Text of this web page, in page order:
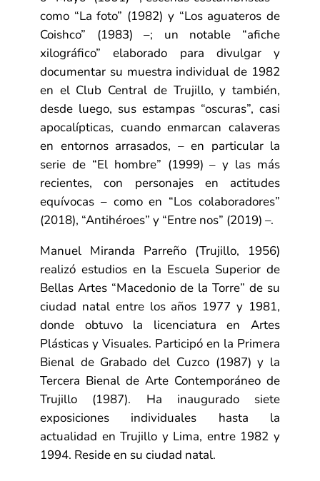
como “La foto” (1982) y “Los aguateros de
Coishco” (1983) –; un notable “afiche
xilográfico” elaborado para divulgar y
documentar su muestra individual de 1982
en el Club Central de Trujillo, y también,
desde luego, sus estampas “oscuras”, casi
apocalípticas, cuando enmarcan calaveras
en entornos arrasados, – en particular la
serie de “El hombre” (1999) – y las más
recientes, con personajes en actitudes
equívocas – como en “Los colaboradores”
(2018), “Antihéroes” y “Entre nos” (2019) –.
Manuel Miranda Parreño (Trujillo, 1956)
realizó estudios en la Escuela Superior de
Bellas Artes “Macedonio de la Torre” de su
ciudad natal entre los años 1977 y 1981,
donde obtuvo la licenciatura en Artes
Plásticas y Visuales. Participó en la Primera
Bienal de Grabado del Cuzco (1987) y la
Tercera Bienal de Arte Contemporáneo de
Trujillo (1987). Ha inaugurado siete
exposiciones individuales hasta la
actualidad en Trujillo y Lima, entre 1982 y
1994. Reside en su ciudad natal.